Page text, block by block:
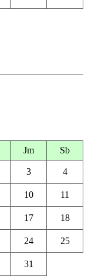
Jm Sb
3 4
10 11
17 18
24 25
31